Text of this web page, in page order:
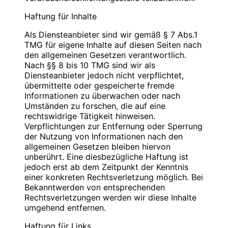
Blauweb.DE Internet-Solutions, Inhaber
Christan Hinzmann
Firmierung: BlauWeb.DE Internet-Solutions
Name: Christian Hinzmann
Strasse: Friedhofsweg 5
PLZ/Ort: 12529 Schönefeld
E-Mail: info@blauweb.de
Telefon: 03379 591001
Telefax: 03379 591 002
Mobil: 0176 277 50500
Umsatzsteuer-Identifikationsnummer gemäß §
27 a Umsatzsteuergesetz:
DE 283623660
Inhaber: Christian Hinzmann
Verantwortlich für den Inhalt nach § 55 Abs. 2
RStV:
Name: Christian Hinzmann
Strasse: Friedhofsweg 5
Verantwortliche Stelle
Name: Christian Hinzmann
Strasse: Friedhofsweg 5
PLZ/Ort: 12529 Schönefeld
E-Mail: info@blauweb.de
Mobil: 0176 277 50500
Cookies
Zur besseren Benutzerführung setzen wir Cookies
ein. Durch die Verwendung von Cookies wird die
Nutzung von Webseiten für den Nutzer vereinfacht.
Bestimmte Seiten sind ohne deren Einsatz nicht oder
nicht fehlerfrei aufrufbar. Diese Gründe stellen auch
das berechtigte Interesse für diese
Datenverarbeitung nach Art. 6 Abs. 1 lit. f DSGVO
dar (die Nutzung von Cookies zu Analysezwecken
wird in einem anderen Punkt behandelt). Gängige
Browser bieten die Einstellungsmöglichkeit, Cookies
Haftung für Inhalte
Als Diensteanbieter sind wir gemäß § 7 Abs.1
TMG für eigene Inhalte auf diesen Seiten nach
den allgemeinen Gesetzen verantwortlich.
Nach §§ 8 bis 10 TMG sind wir als
Diensteanbieter jedoch nicht verpflichtet,
übermittelte oder gespeicherte fremde
Informationen zu überwachen oder nach
Umständen zu forschen, die auf eine
rechtswidrige Tätigkeit hinweisen.
Verpflichtungen zur Entfernung oder Sperrung
der Nutzung von Informationen nach den
allgemeinen Gesetzen bleiben hiervon
unberührt. Eine diesbezügliche Haftung ist
jedoch erst ab dem Zeitpunkt der Kenntnis
einer konkreten Rechtsverletzung möglich. Bei
Bekanntwerden von entsprechenden
Rechtsverletzungen werden wir diese Inhalte
umgehend entfernen.
Haftung für Links